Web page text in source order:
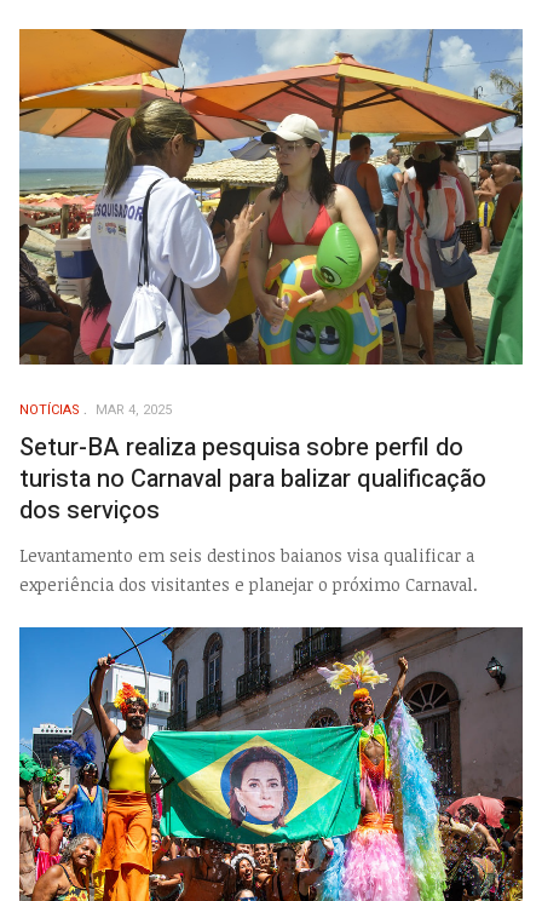
NOTÍCIAS MAR 4, 2025
Setur-BA realiza pesquisa sobre perfil do
turista no Carnaval para balizar qualificação
dos serviços
Levantamento em seis destinos baianos visa qualificar a
experiência dos visitantes e planejar o próximo Carnaval.